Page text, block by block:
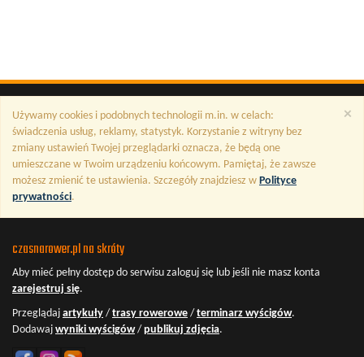
×
Używamy cookies i podobnych technologii m.in. w celach:
świadczenia usług, reklamy, statystyk. Korzystanie z witryny bez
zmiany ustawień Twojej przeglądarki oznacza, że będą one
umieszczane w Twoim urządzeniu końcowym. Pamiętaj, że zawsze
możesz zmienić te ustawienia. Szczegóły znajdziesz w Polityce
prywatności.
czasnarower.pl na skróty
Aby mieć pełny dostęp do serwisu zaloguj się lub jeśli nie masz konta
zarejestruj się.
Przeglądaj artykuły /trasy rowerowe /terminarz wyścigów.
Dodawaj wyniki wyścigów/publikuj zdjęcia.